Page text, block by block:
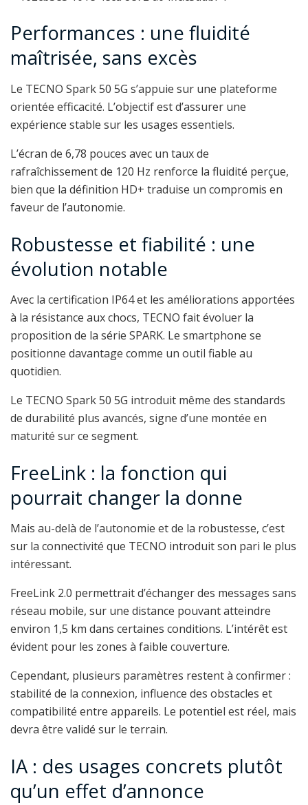
Performances : une fluidité
maîtrisée, sans excès
Le TECNO Spark 50 5G s’appuie sur une plateforme
orientée efficacité. L’objectif est d’assurer une
expérience stable sur les usages essentiels.
L’écran de 6,78 pouces avec un taux de
rafraîchissement de 120 Hz renforce la fluidité perçue,
bien que la définition HD+ traduise un compromis en
faveur de l’autonomie.
Robustesse et fiabilité : une
évolution notable
Avec la certification IP64 et les améliorations apportées
à la résistance aux chocs, TECNO fait évoluer la
proposition de la série SPARK. Le smartphone se
positionne davantage comme un outil fiable au
quotidien.
Le TECNO Spark 50 5G introduit même des standards
de durabilité plus avancés, signe d’une montée en
maturité sur ce segment.
FreeLink : la fonction qui
pourrait changer la donne
Mais au-delà de l’autonomie et de la robustesse, c’est
sur la connectivité que TECNO introduit son pari le plus
intéressant.
FreeLink 2.0 permettrait d’échanger des messages sans
réseau mobile, sur une distance pouvant atteindre
environ 1,5 km dans certaines conditions. L’intérêt est
évident pour les zones à faible couverture.
Cependant, plusieurs paramètres restent à confirmer :
stabilité de la connexion, influence des obstacles et
compatibilité entre appareils. Le potentiel est réel, mais
devra être validé sur le terrain.
IA : des usages concrets plutôt
qu’un effet d’annonce